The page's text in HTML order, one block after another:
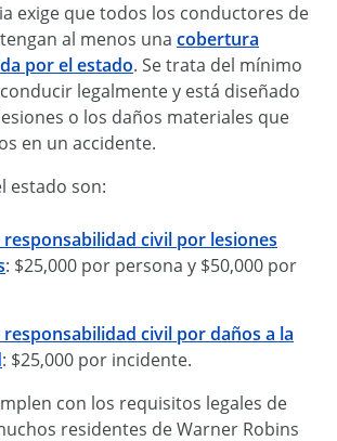
exige que todos los conductores de
al menos una cobertura
por el estado. Se trata del mínimo
legalmente y está diseñado
o los daños materiales que
en un accidente.
estado son:
responsabilidad civil por lesiones
: $25,000 por persona y $50,000 por
responsabilidad civil por daños a la
: $25,000 por incidente.
con los requisitos legales de
residentes de Warner Robins